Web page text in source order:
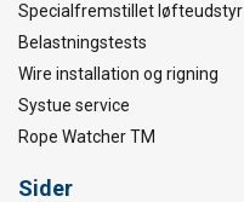
Specialfremstillet løfteudstyr
Belastningstests
Wire installation og rigning
Systue service
Rope Watcher TM
Sider